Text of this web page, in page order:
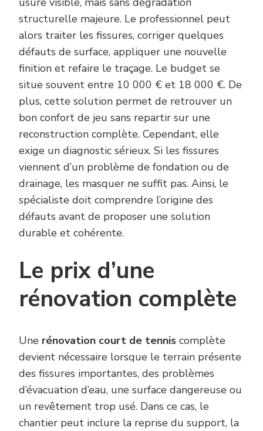
structurelle majeure. Le professionnel peut
alors traiter les fissures, corriger quelques
défauts de surface, appliquer une nouvelle
finition et refaire le traçage. Le budget se
situe souvent entre 10 000 € et 18 000 €. De
plus, cette solution permet de retrouver un
bon confort de jeu sans repartir sur une
reconstruction complète. Cependant, elle
exige un diagnostic sérieux. Si les fissures
viennent d’un problème de fondation ou de
drainage, les masquer ne suffit pas. Ainsi, le
spécialiste doit comprendre l’origine des
défauts avant de proposer une solution
durable et cohérente.
Le prix d’une
rénovation complète
Une rénovation court de tennis complète
devient nécessaire lorsque le terrain présente
des fissures importantes, des problèmes
d’évacuation d’eau, une surface dangereuse ou
un revêtement trop usé. Dans ce cas, le
chantier peut inclure la reprise du support, la